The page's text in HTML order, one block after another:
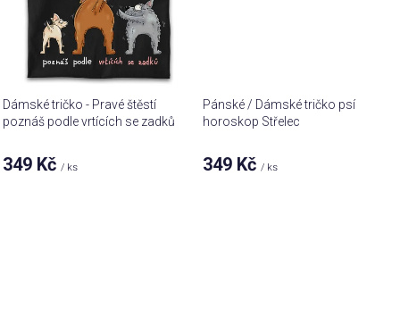
Dámské tričko - Pravé štěstí
poznáš podle vrtících se zadků
349 Kč/ ks
Pánské / Dámské tričko psí
horoskop Střelec
349 Kč/ ks